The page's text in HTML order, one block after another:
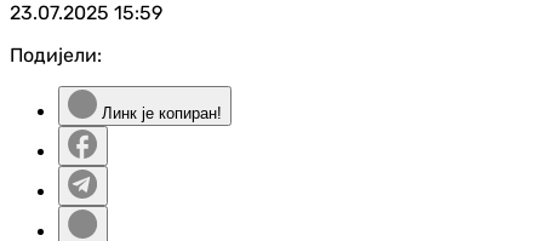
23.07.2025 15:59
Подијели:
Линк је копиран!